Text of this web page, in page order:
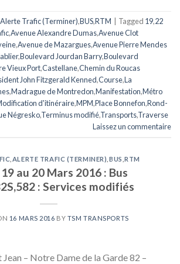
Alerte Trafic (Terminer),BUS,RTM Tagged 19,22
,Avenue Alexandre Dumas,Avenue Clot
,Avenue de Mazargues,Avenue Pierre Mendes
,Boulevard Jourdan Barry,Boulevard
Vieux Port,Castellane,Chemin du Roucas
John Fitzgerald Kenned,Course,La
,Madrague de Montredon,Manifestation,Métro
d'itinéraire,MPM,Place Bonnefon,Rond-
Négresko,Terminus modifié,Transports,Traverse
Laissez un commentaire
ALERTE TRAFIC (TERMINER) BUS ,RTM
au 20 Mars 2016 : Bus
: Services modifiés
16 MARS 2016 BY TSM TRANSPORTS
– Notre Dame de la Garde 82 –